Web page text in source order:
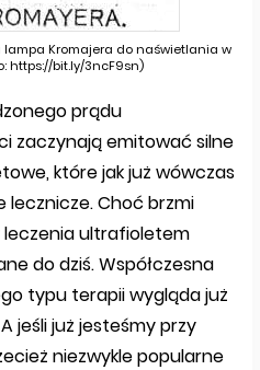
lampa Kromajera do naświetlania w
https://bit.ly/3ncF9sn)
prądu
zaczynają emitować silne
które jak już wówczas
lecznicze. Choć brzmi
ultrafioletem
do dziś. Współczesna
typu terapii wygląda już
jeśli już jesteśmy przy
niezwykle popularne